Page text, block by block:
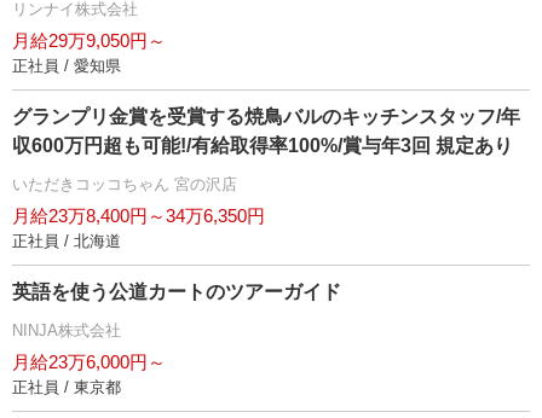
リンナイ株式会社
月給29万9,050円～
正社員 / 愛知県
グランプリ金賞を受賞する焼鳥バルのキッチンスタッフ/年
収600万円超も可能!/有給取得率100%/賞与年3回 規定あり
いただきコッコちゃん 宮の沢店
月給23万8,400円～34万6,350円
正社員 / 北海道
英語を使う公道カートのツアーガイド
NINJA株式会社
月給23万6,000円～
正社員 / 東京都